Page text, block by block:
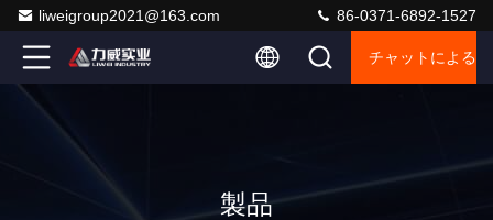
liweigroup2021@163.com 86-0371-6892-1527
チャットによる
製品